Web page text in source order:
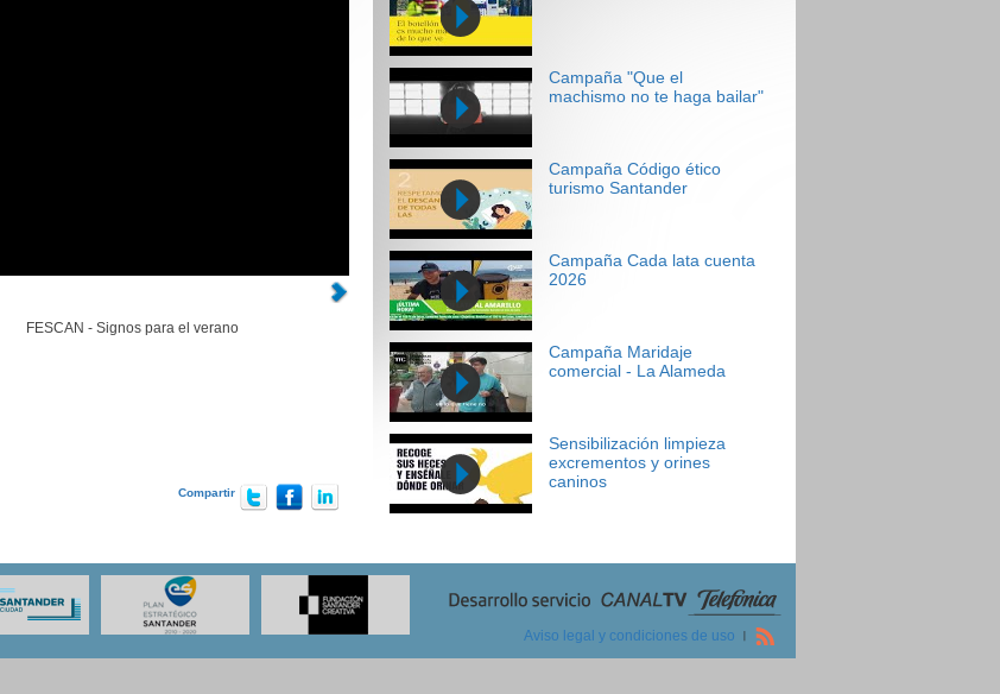
FESCAN - Signos para el verano
Compartir
Campaña "Que el
machismo no te haga bailar"
Campaña Código ético
turismo Santander
Campaña Cada lata cuenta
2026
Campaña Maridaje
comercial - La Alameda
Sensibilización limpieza
excrementos y orines
caninos
Aviso legal y condiciones de uso